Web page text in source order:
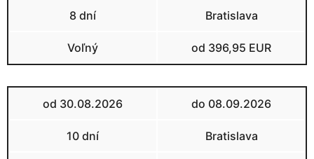
8 dní Bratislava
Voľný od 396,95 EUR
od 30.08.2026 do 08.09.2026
10 dní Bratislava